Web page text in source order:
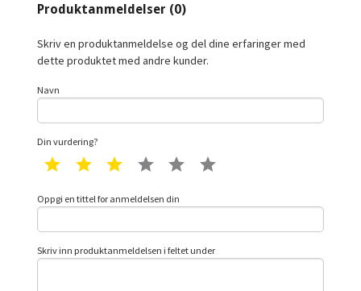
Produktanmeldelser (0)
Skriv en produktanmeldelse og del dine erfaringer med
dette produktet med andre kunder.
Navn
Din vurdering?
1 star 2 star 3 star 4 star 5 star
Oppgi en tittel for anmeldelsen din
Skriv inn produktanmeldelsen i feltet under